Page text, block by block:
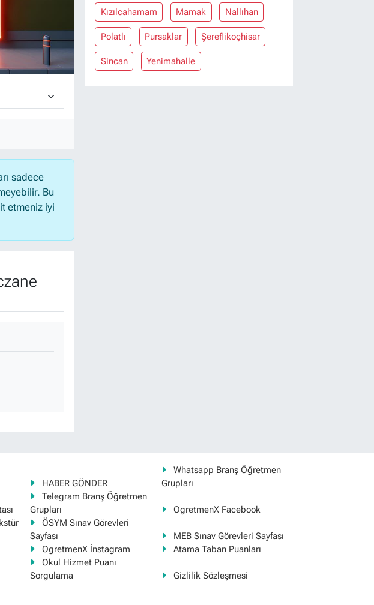
sadece
Bu
etmeniz iyi
Kızılcahamam Mamak Nallıhan
Polatlı Pursaklar Şereflikoçhisar
Sincan Yenimahalle
HABER GÖNDER
Whatsapp Branş Öğretmen
Grupları
Telegram Branş Öğretmen
Grupları
OgretmenX Facebook
ÖSYM Sınav Görevleri
Sayfası
MEB Sınav Görevleri Sayfası
OgretmenX İnstagram
Atama Taban Puanları
Okul Hizmet Puanı
Sorgulama
Gizlilik Sözleşmesi